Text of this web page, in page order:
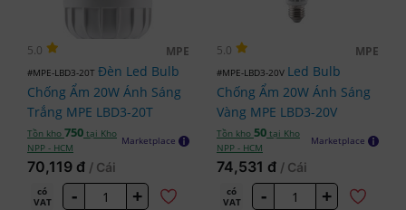
5.0 MPE
#MPE-LBD3-20T Đèn Led Bulb
Chống Ẩm 20W Ánh Sáng
Trắng MPE LBD3-20T
Tồn kho 750 tại Kho
NPP - HCM
Marketplace
70,119 đ / Cái
có
VAT
- +
5.0 MPE
#MPE-LBD3-20V Led Bulb
Chống Ẩm 20W Ánh Sáng
Vàng MPE LBD3-20V
Tồn kho 50 tại Kho
NPP - HCM
Marketplace
74,531 đ / Cái
có
VAT
- +